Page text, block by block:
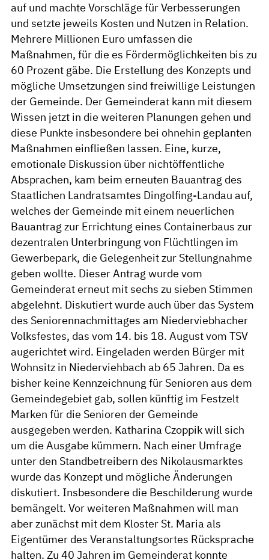
auf und machte Vorschläge für Verbesserungen
und setzte jeweils Kosten und Nutzen in Relation.
Mehrere Millionen Euro umfassen die
Maßnahmen, für die es Fördermöglichkeiten bis zu
60 Prozent gäbe. Die Erstellung des Konzepts und
mögliche Umsetzungen sind freiwillige Leistungen
der Gemeinde. Der Gemeinderat kann mit diesem
Wissen jetzt in die weiteren Planungen gehen und
diese Punkte insbesondere bei ohnehin geplanten
Maßnahmen einfließen lassen. Eine, kurze,
emotionale Diskussion über nichtöffentliche
Absprachen, kam beim erneuten Bauantrag des
Staatlichen Landratsamtes Dingolfing-Landau auf,
welches der Gemeinde mit einem neuerlichen
Bauantrag zur Errichtung eines Containerbaus zur
dezentralen Unterbringung von Flüchtlingen im
Gewerbepark, die Gelegenheit zur Stellungnahme
geben wollte. Dieser Antrag wurde vom
Gemeinderat erneut mit sechs zu sieben Stimmen
abgelehnt. Diskutiert wurde auch über das System
des Seniorennachmittages am Niederviebhacher
Volksfestes, das vom 14. bis 18. August vom TSV
augerichtet wird. Eingeladen werden Bürger mit
Wohnsitz in Niederviehbach ab 65 Jahren. Da es
bisher keine Kennzeichnung für Senioren aus dem
Gemeindegebiet gab, sollen künftig im Festzelt
Marken für die Senioren der Gemeinde
ausgegeben werden. Katharina Czoppik will sich
um die Ausgabe kümmern. Nach einer Umfrage
unter den Standbetreibern des Nikolausmarktes
wurde das Konzept und mögliche Änderungen
diskutiert. Insbesondere die Beschilderung wurde
bemängelt. Vor weiteren Maßnahmen will man
aber zunächst mit dem Kloster St. Maria als
Eigentümer des Veranstaltungsortes Rücksprache
halten. Zu 40 Jahren im Gemeinderat konnte